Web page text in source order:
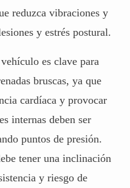
reduzca vibraciones y
y estrés postural.
es clave para
bruscas, ya que
cardíaca y provocar
internas deben ser
puntos de presión.
tener una inclinación
y riesgo de